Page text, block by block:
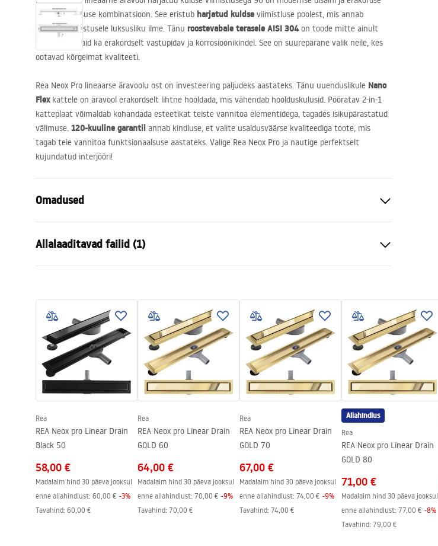
funktsionaalsuse kombinatsioon. See eristub harjatud kuldse viimistluse poolest, mis annab
vannitoa sisustusele luksusliku ilme. Tänu roostevabale terasele AISI 304on toode mitte ainult
esteetiline, vaid ka erakordselt vastupidav ja korrosioonikindel. See on suurepärane valik neile, kes
ootavad kõrgeimat kvaliteeti.
Rea Neox Pro lineaarse äravoolu ost on investeering paljudeks aastateks. Tänu uuenduslikule Nano
Flexkattele on äravool erakordselt lihtne hooldada, mis vähendab hoolduskulusid. Pööratav 2-in-1
katteplaat võimaldab kohandada esteetikat teiste vannitoa elementidega, tagades isikupärastatud
välimuse. 120-kuuline garantii annab kindluse, et valite usaldusväärse kvaliteediga toote, mis
tagab teie vannitoa funktsionaalsuse aastateks. Valige Rea Neox Pro ja nautige perfektselt
kujundatud interjööri!
Omadused
Kraanikaussi tüüp
Äravoolu pikkus (cm)
90
Kraanikaussi tüüp
ühepoolne plaadi sisestamiseks
Mahutavus
0,45 l/s
Kest
Nano Flex
Garantii
Teraskonstruktsiooni puhul 120 kuud, muude
elementide puhul 24 kuud
Allalaaditavad failid (1)
LINEAR-3.pdf
Rea
REA Neox pro Linear Drain
Black 50
58,00 €
Madalaim hind 30 päeva jooksul
enne allahindlust: 60,00 € -3%
Tavahind: 60,00 €
Rea
REA Neox pro Linear Drain
GOLD 60
64,00 €
Madalaim hind 30 päeva jooksul
enne allahindlust: 70,00 € -9%
Tavahind: 70,00 €
Rea
REA Neox pro Linear Drain
GOLD 70
67,00 €
Madalaim hind 30 päeva jooksul
enne allahindlust: 74,00 € -9%
Tavahind: 74,00 €
Allahindlus
Rea
REA Neox pro Linear Drain
GOLD 80
71,00 €
Madalaim hind 30 päeva jooksul
enne allahindlust: 77,00 € -8%
Tavahind: 79,00 €